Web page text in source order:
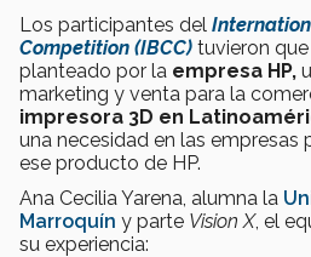
Los participantes del
Competition (IBCC) tuvieron
planteado por la empresa HP,
marketing y venta para la
impresora 3D en
una necesidad en las empresas
ese producto de HP.
Ana Cecilia Yarena, alumna la
Marroquín y parte Vision X, el
su experiencia: